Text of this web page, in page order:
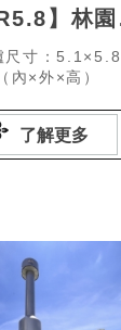
【
尺寸：
內×外×高）
了解更多